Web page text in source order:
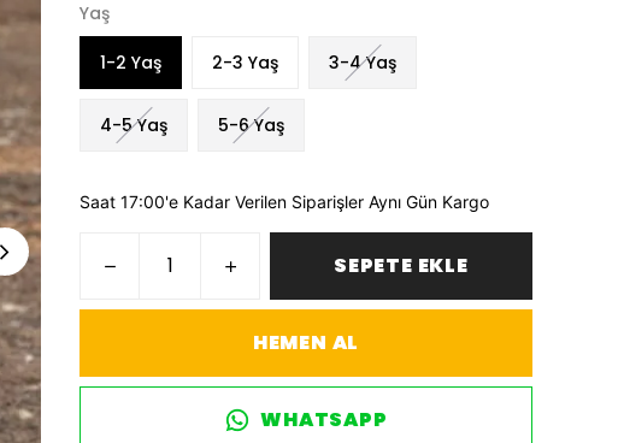
Yaş
1-2 Yaş 2-3 Yaş 3-4 Yaş
4-5 Yaş 5-6 Yaş
Saat 17:00'e Kadar Verilen Siparişler Aynı Gün Kargo
SEPETE EKLE
HEMEN AL
WHATSAPP